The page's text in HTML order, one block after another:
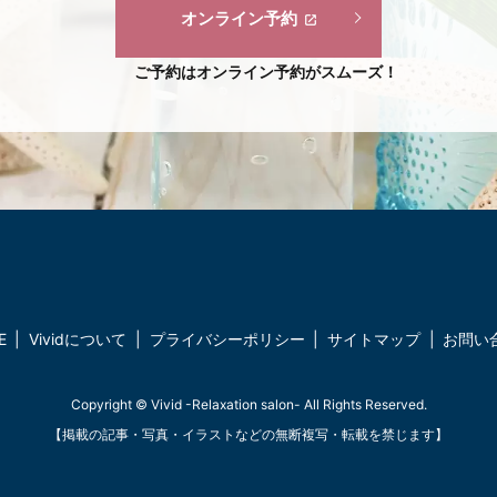
オンライン予約
ご予約はオンライン予約がスムーズ！
Vividについて プライバシーポリシー サイトマップ お問い
Copyright © Vivid -Relaxation salon- All Rights Reserved.
【掲載の記事・写真・イラストなどの無断複写・転載を禁じます】